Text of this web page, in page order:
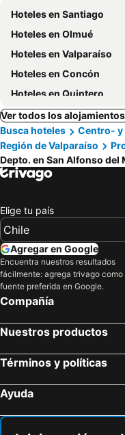
Hoteles en Santiago
Hoteles en Olmué
Hoteles en Valparaíso
Hoteles en Concón
Hoteles en Quintero
Ver todos los
Busca hoteles
Centro- y
Región de Valparaíso
Depto. en San Alfonso del
Elige tu país
Agregar en Google
Encuentra nuestros resultados
fácilmente: agrega trivago como
fuente preferida en Google.
Compañía
Nuestros productos
Términos y políticas
Ayuda